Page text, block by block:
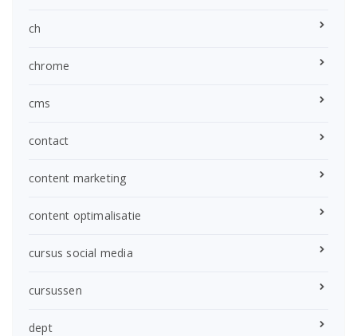
ch
chrome
cms
contact
content marketing
content optimalisatie
cursus social media
cursussen
dept